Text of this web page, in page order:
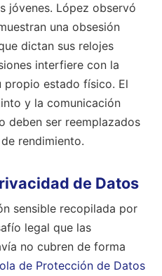
jóvenes. López observó
una obsesión
dictan sus relojes
interfiere con la
propio estado físico. El
y la comunicación
deben ser reemplazados
rendimiento.
de Datos
sensible recopilada por
legal que las
no cubren de forma
de Protección de Datos